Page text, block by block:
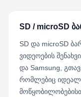
SD / microSD
SD და microSD
ვიდეოების
და Samsung,
რომლებიც